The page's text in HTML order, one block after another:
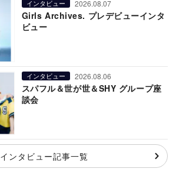
インタビュー 2026.08.07
Girls Archives. プレデビューインタ
ビュー
インタビュー 2026.08.06
スパフル＆世が世＆SHY グループ座
談会
インタビュー記事一覧